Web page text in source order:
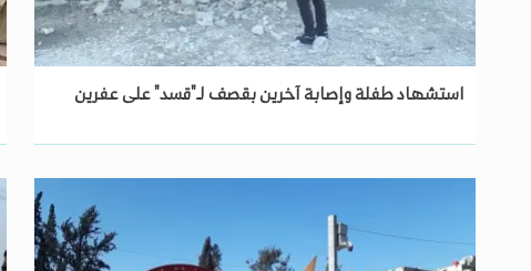
استشهاد طفلة وإصابة آخرين بقصف لـ"قسد" على عفرين